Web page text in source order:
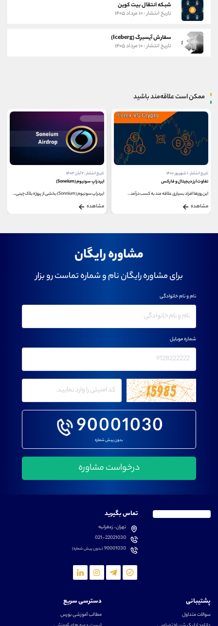
شبکه انتقال بیت کوین
تاریخ انتشار : ۱۰ مرداد ۱۴۰۵
سفارش آیسبرگ (Iceberg)
تاریخ انتشار : ۱۰ مرداد ۱۴۰۵
ممکن است علاقه‌مند باشید
تاریخ انتشار : ۱ شهریور ۱۴۰۰
تفاوت ارز دیجیتال و فارکس
این روزها افراد بسیاری علاقه مند به کسب درآمد...
مشاهده
تاریخ انتشار : ۲ آبان ۱۴۰۳
ایردراپ سونیوم (Soneium)
ایردراپ سونیوم (Sonnium) بخشی از پروژه بلاک چینی...
مشاهده
مشاوره رایگان
برای مشاوره رایگان نام و شماره تماست رو بزار
90001030
بدون پیش شماره
نام و نام خانوادگی
شماره موبایل
تماس بگیرید
تهران، زعفرانیه
021-22021030
90001030(بدون پیش شماره)
پشتیبانی
سوالات متداول
دسترسی سریع
مطالب آموزشی بورس